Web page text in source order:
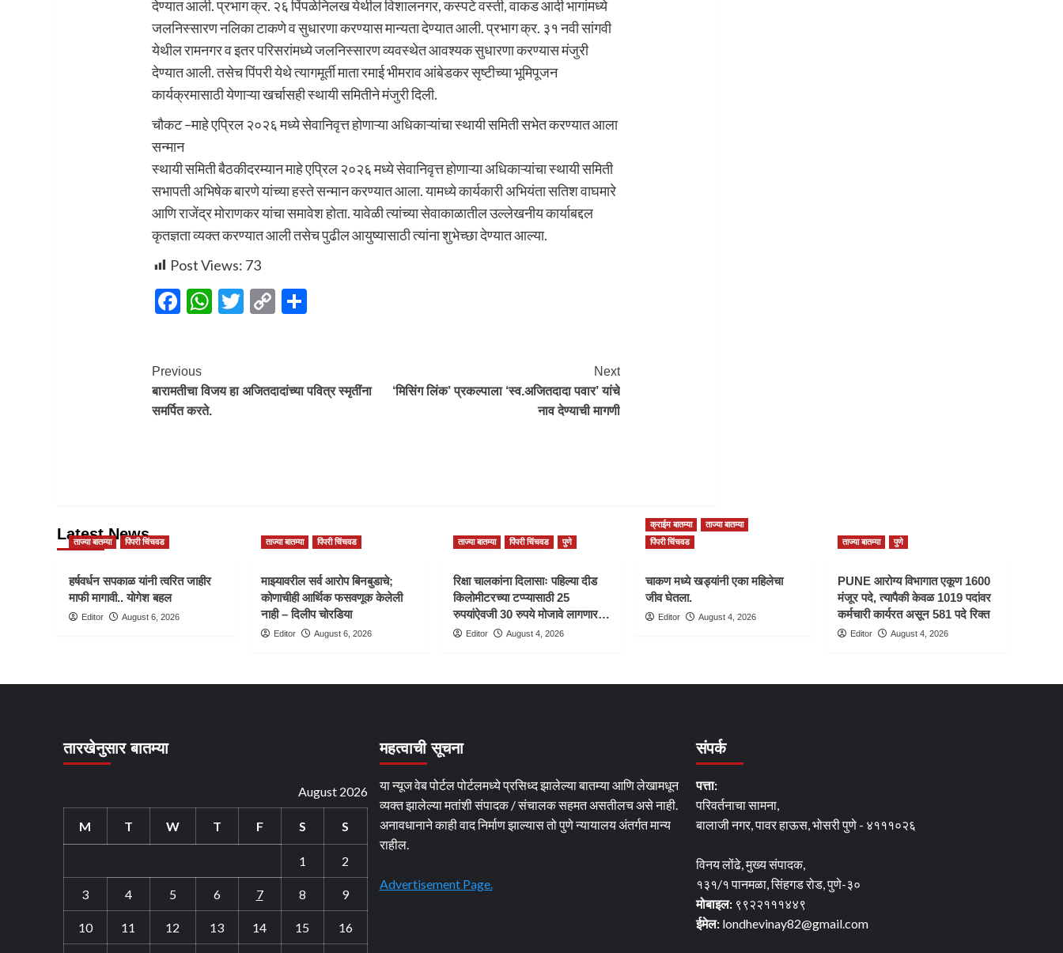
देण्यात आली. प्रभाग क्र. २६ पिंपळेनिलख येथील विशालनगर, कस्पटे वस्ती, वाकड आदी भागांमध्ये
जलनिस्सारण नलिका टाकणे व सुधारणा करण्यास मान्यता देण्यात आली. प्रभाग क्र. ३१ नवी सांगवी
येथील रामनगर व इतर परिसरांमध्ये जलनिस्सारण व्यवस्थेत आवश्यक सुधारणा करण्यास मंजुरी
देण्यात आली. तसेच पिंपरी येथे त्यागमूर्ती माता रमाई भीमराव आंबेडकर सृष्टीच्या भूमिपूजन
कार्यक्रमासाठी येणाऱ्या खर्चासही स्थायी समितीने मंजुरी दिली.
चौकट –माहे एप्रिल २०२६ मध्ये सेवानिवृत्त होणाऱ्या अधिकाऱ्यांचा स्थायी समिती सभेत करण्यात आला
सन्मान
स्थायी समिती बैठकीदरम्यान माहे एप्रिल २०२६ मध्ये सेवानिवृत्त होणाऱ्या अधिकाऱ्यांचा स्थायी समिती
सभापती अभिषेक बारणे यांच्या हस्ते सन्मान करण्यात आला. यामध्ये कार्यकारी अभियंता सतिश वाघमारे
आणि राजेंद्र मोराणकर यांचा समावेश होता. यावेळी त्यांच्या सेवाकाळातील उल्लेखनीय कार्याबद्दल
कृतज्ञता व्यक्त करण्यात आली तसेच पुढील आयुष्यासाठी त्यांना शुभेच्छा देण्यात आल्या.
Post Views: 73
Facebook
WhatsApp
Twitter
Copy
Post
Navigation
Previous
बारामतीचा विजय हा अजितदादांच्या पवित्र स्मृतींना
समर्पित करते.
Next
‘मिसिंग लिंक’ प्रकल्पाला ‘स्व.अजितदादा पवार’ यांचे
नाव देण्याची मागणी
Latest News
ताज्या बातम्या पिंपरी चिंचवड
हर्षवर्धन सपकाळ यांनी त्वरित जाहीर
माफी मागावी.. योगेश बहल
Editor August 6, 2026
ताज्या बातम्या पिंपरी चिंचवड
माझ्यावरील सर्व आरोप बिनबुडाचे;
कोणाचीही आर्थिक फसवणूक केलेली
नाही – दिलीप चोरडिया
Editor August 6, 2026
ताज्या बातम्या पिंपरी चिंचवड पुणे
रिक्षा चालकांना दिलासाः पहिल्या दीड
किलोमीटरच्या टप्प्यासाठी 25
रुपयांऐवजी 30 रुपये मोजावे लागणार…
Editor August 4, 2026
क्राईम बातम्या
ताज्या बातम्या
पिंपरी चिंचवड
चाकण मध्ये खड्यांनी एका महिलेचा
जीव घेतला.
Editor August 4, 2026
ताज्या बातम्या पुणे
PUNE आरोग्य विभागात एकूण 1600
मंजूर पदे, त्यापैकी केवळ 1019 पदांवर
कर्मचारी कार्यरत असून 581 पदे रिक्त
Editor August 4, 2026
तारखेनुसार बातम्या
August 2026
M T W T F S S
1 2
3 4 5 6 7 8 9
10 11 12 13 14 15 16
महत्वाची सूचना
या न्यूज वेब पोर्टल पोर्टलमध्ये प्रसिध्द झालेल्या बातम्या आणि लेखामधून
व्यक्त झालेल्या मतांशी संपादक / संचालक सहमत असतीलच असे नाही.
अनावधानाने काही वाद निर्माण झाल्यास तो पुणे न्यायालय अंतर्गत मान्य
राहील.
Advertisement Page.
संपर्क
पत्ता:
परिवर्तनाचा सामना,
बालाजी नगर, पावर हाऊस, भोसरी पुणे - ४१११०२६
विनय लोंढे, मुख्य संपादक,
१३१/१ पानमळा, सिंहगड रोड, पुणे-३०
मोबाइल:९९२२१११४४९
ईमेल: londhevinay82@gmail.com